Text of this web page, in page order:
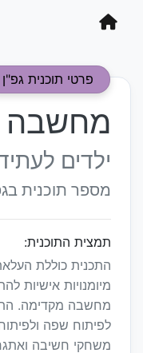
פרטי תוכנית גפ"ן
מחשבה
ילדים
מספר תוכנית בגפ"ן:
תמצית התוכנית:
התכנית כוללת
מיומנויות אישיות
מחשבה מקדימה.
לפיתוח שפה
משחקי חשיבה